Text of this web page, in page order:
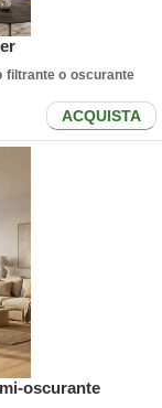
filtrante o oscurante
ACQUISTA
oscurante